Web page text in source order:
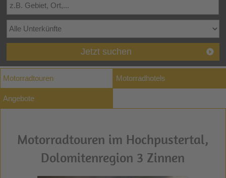
Jetzt suchen
Motorradtouren Motorradhotels
Angebote
Motorradtouren im Hochpustertal,
Dolomitenregion 3 Zinnen